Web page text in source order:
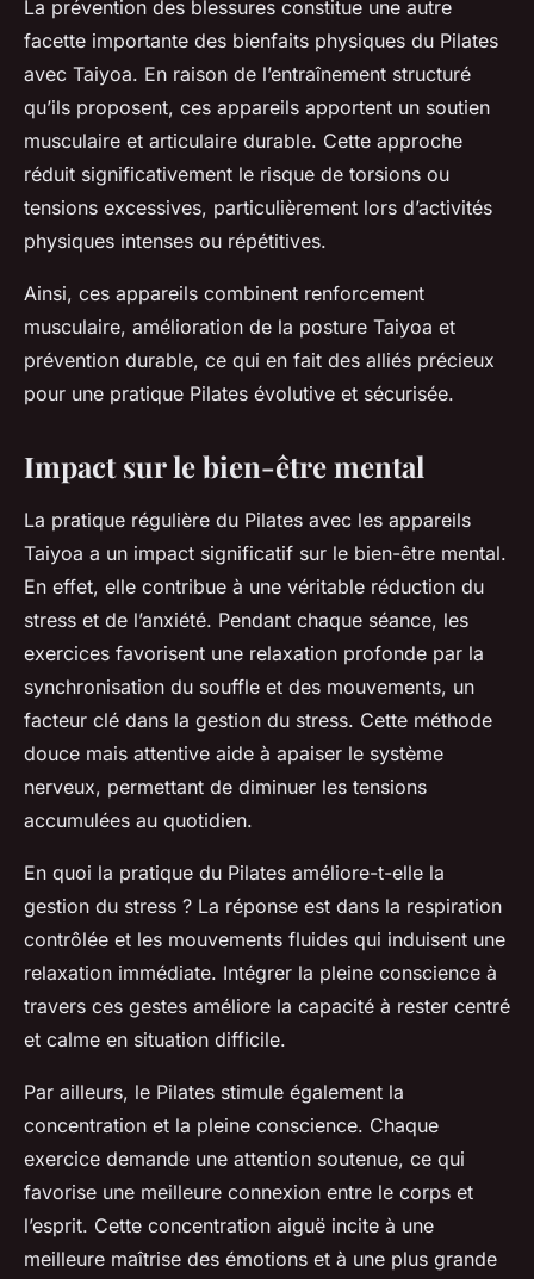
La prévention des blessures constitue une autre
facette importante des bienfaits physiques du Pilates
avec Taiyoa. En raison de l’entraînement structuré
qu’ils proposent, ces appareils apportent un soutien
musculaire et articulaire durable. Cette approche
réduit significativement le risque de torsions ou
tensions excessives, particulièrement lors d’activités
physiques intenses ou répétitives.
Ainsi, ces appareils combinent renforcement
musculaire, amélioration de la posture Taiyoa et
prévention durable, ce qui en fait des alliés précieux
pour une pratique Pilates évolutive et sécurisée.
Impact sur le bien-être mental
La pratique régulière du Pilates avec les appareils
Taiyoa a un impact significatif sur le bien-être mental.
En effet, elle contribue à une véritable réduction du
stress et de l’anxiété. Pendant chaque séance, les
exercices favorisent une relaxation profonde par la
synchronisation du souffle et des mouvements, un
facteur clé dans la gestion du stress. Cette méthode
douce mais attentive aide à apaiser le système
nerveux, permettant de diminuer les tensions
accumulées au quotidien.
En quoi la pratique du Pilates améliore-t-elle la
gestion du stress ? La réponse est dans la respiration
contrôlée et les mouvements fluides qui induisent une
relaxation immédiate. Intégrer la pleine conscience à
travers ces gestes améliore la capacité à rester centré
et calme en situation difficile.
Par ailleurs, le Pilates stimule également la
concentration et la pleine conscience. Chaque
exercice demande une attention soutenue, ce qui
favorise une meilleure connexion entre le corps et
l’esprit. Cette concentration aiguë incite à une
meilleure maîtrise des émotions et à une plus grande